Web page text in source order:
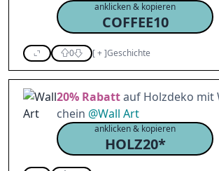
anklicken & kopieren
COFFEE10
0 [+]Geschichte
20% Rabattauf Holzdeko mit
chein @Wall Art
anklicken & kopieren
HOLZ20*